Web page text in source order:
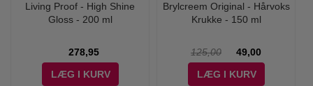
Living Proof - High Shine
Gloss - 200 ml
278,95
LÆG I KURV
Brylcreem Original - Hårvoks
Krukke - 150 ml
125,00
49,00
LÆG I KURV